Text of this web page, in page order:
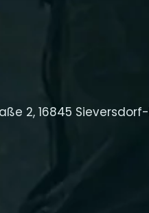
2, 16845